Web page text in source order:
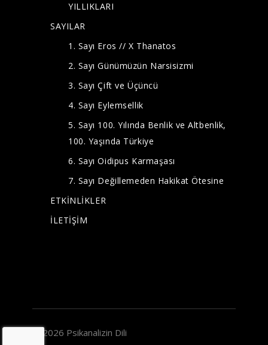
YILLIKLARI
SAYILAR
1. Sayı Eros // X Thanatos
2. Sayı Günümüzün Narsisizmi
3. Sayı Çift ve Üçüncü
4. Sayı Eylemsellik
5. Sayı 100. Yılında Benlik ve Altbenlik,
100. Yaşında Türkiye
6. Sayı Oidipus Karmaşası
7. Sayı Değillemeden Hakikat Ötesine
ETKİNLİKLER
İLETİŞİM
© 2026 Psikanalizin Dili